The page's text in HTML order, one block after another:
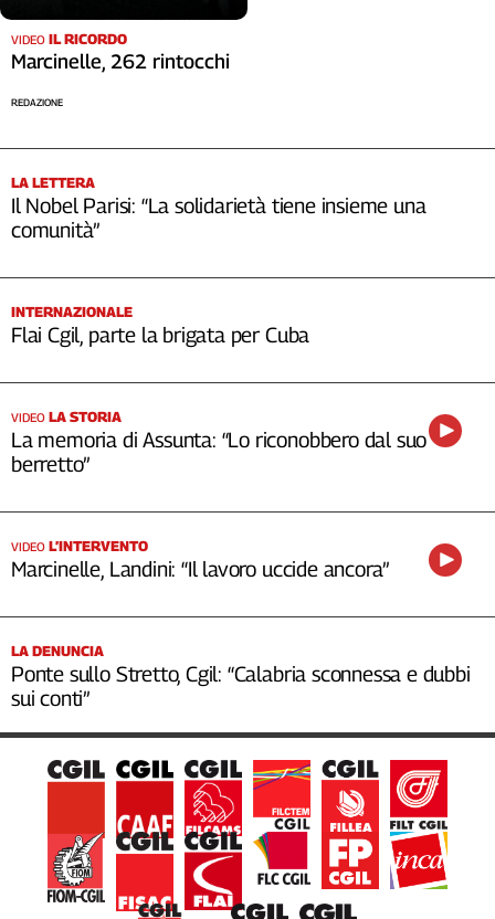
VIDEO IL RICORDO
Marcinelle, 262 rintocchi
REDAZIONE
LA LETTERA
Il Nobel Parisi: “La solidarietà tiene insieme una
comunità”
INTERNAZIONALE
Flai Cgil, parte la brigata per Cuba
VIDEO LA STORIA
La memoria di Assunta: “Lo riconobbero dal suo
berretto”
VIDEO L’INTERVENTO
Marcinelle, Landini: “Il lavoro uccide ancora”
LA DENUNCIA
Ponte sullo Stretto, Cgil: “Calabria sconnessa e dubbi
sui conti”